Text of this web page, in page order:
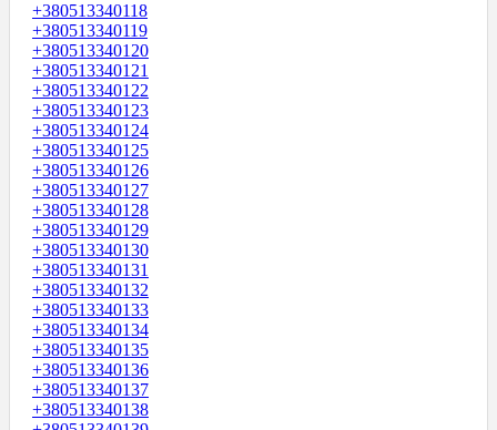
+380513340118
+380513340119
+380513340120
+380513340121
+380513340122
+380513340123
+380513340124
+380513340125
+380513340126
+380513340127
+380513340128
+380513340129
+380513340130
+380513340131
+380513340132
+380513340133
+380513340134
+380513340135
+380513340136
+380513340137
+380513340138